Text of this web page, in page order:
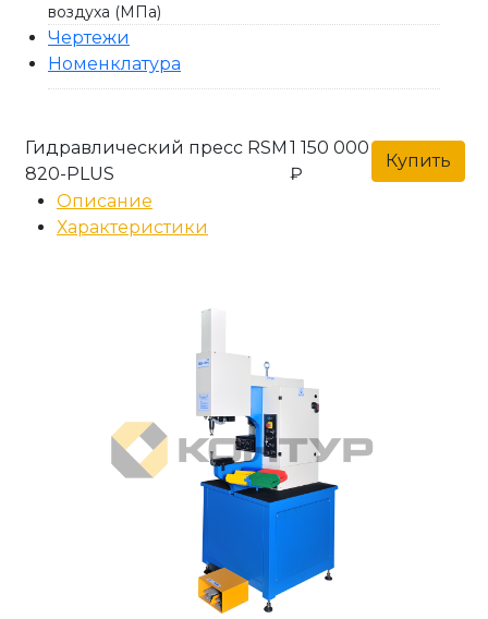
воздуха (МПа)
Чертежи
Номенклатура
Гидравлический пресс RSM
820-PLUS
1 150 000
₽
Купить
Описание
Характеристики